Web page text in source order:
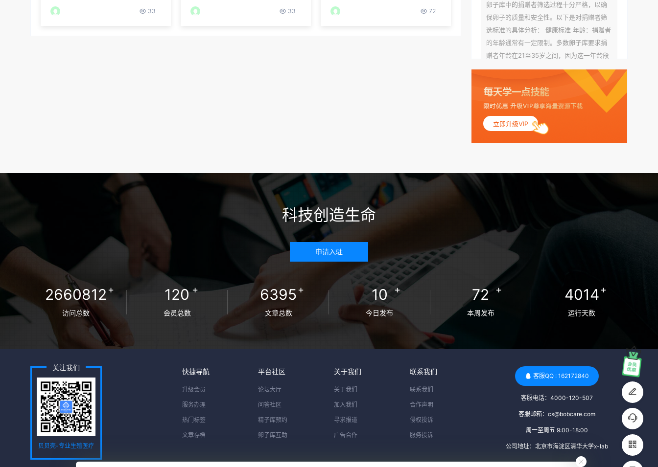
33 33 72
卵子库中的捐赠者筛选过程十分严格，以确
保卵子的质量和安全性。以下是对捐赠者筛
选标准的具体分析： 健康标准 年龄：捐赠者
的年龄通常有一定限制。多数卵子库要求捐
赠者年龄在21至35岁之间，因为这一年龄段
女性的卵子质量相对较高。不过，不同卵子
库的具体年龄要求可能有所不同。 身体质量
指数（BMI）：捐赠者的BMI通常需要在正常
范围内，以确保其身体健康状况良好。过高
的BMI可能与多种健康问题相关联，包括不孕
症和妊娠并发症。 生殖健康：捐赠者需要有
规律的月经期，无生殖障碍或异常问题。此
赠者及其家庭成员需要无严重的遗传病史、
传染病检查：捐赠者需要进行全面的传染病
检查，包括乙肝、丙肝、HIV、梅毒等。这些
检查旨在确保捐赠者未携带任何可传染给受
卵者的病原体。 药物与生活习惯：捐赠者需
要是非尼古丁使用者、非吸烟者、非吸毒
者，并且未使用可能影响卵子质量的药物，
如某些精神药物和避孕植入物。 学历与心理
标准 学历要求：部分卵子库对捐赠者的学历
为捐赠者，但这并不是绝对的筛选条件。 心
估，以确定其对捐赠过程的态度、理解可能
遇到的问题以及未来与受卵者的关系。这有
助于确保捐赠者在捐赠过程中保持积极的心
态，并理解其捐赠行为的意义。 其他标准 责
尊重预约和时间表。这有助于确保捐赠周期
的顺利进行，并保障受卵者的权益。 面试与
立即升级VIP
科技创造生命
申请入驻
2660812 +
访问总数
120+
会员总数
6395+
文章总数
10 +
今日发布
72 +
本周发布
4014+
运行天数
关注我们
贝贝壳-专业生殖医疗
服务
快捷导航
升级会员
服务办理
热门标签
文章存档
平台社区
论坛大厅
问答社区
精子库预约
卵子库互助
关于我们
关于我们
加入我们
寻求报道
广告合作
联系我们
联系我们
合作声明
侵权投诉
服务投诉
客服QQ : 162172840
客服电话：4000-120-507
客服邮箱：cs@bobcare.com
周一至周五 9:00-18:00
公司地址：北京市海淀区清华大学x-lab